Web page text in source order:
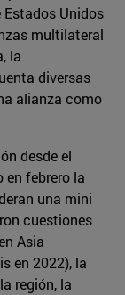
Estados Unidos
multilateral
la
diversas
alianza como
desde el
en febrero la
una mini
cuestiones
Asia
en 2022), la
región, la